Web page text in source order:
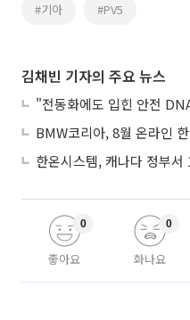
#기아 #PV5
김채빈 기자의 주요 뉴스
좋아요
0
화나요
0